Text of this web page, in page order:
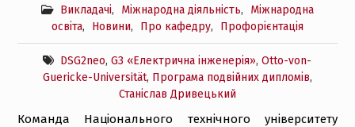
Викладачі, Міжнародна діяльність,
Міжнародна
освіта, Новини, Про кафедру, Профорієнтація
DSG2neo,G3 «Електрична інженерія»,Otto-von-
Guericke-Universität, Програма подвійних дипломів,
Станіслав Дривецький
Команда Національного технічного університету